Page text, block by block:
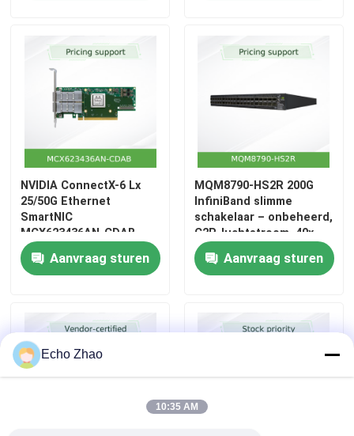
NVIDIA ConnectX-6 Lx
25/50G Ethernet
SmartNIC
MCX623436AN-CDAB
Aanvraag sturen
MQM8790-HS2R 200G
InfiniBand slimme
schakelaar – onbeheerd,
C2P-luchtstroom, 40x
QSFP56
Aanvraag sturen
Echo Zhao
10:35 AM